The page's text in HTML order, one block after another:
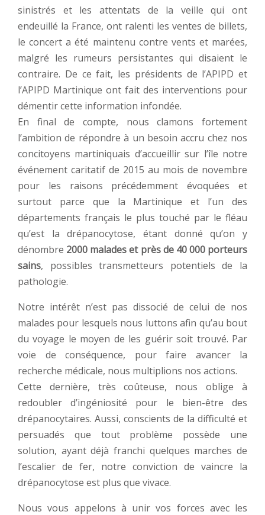
sinistrés et les attentats de la veille qui ont
endeuillé la France, ont ralenti les ventes de billets,
le concert a été maintenu contre vents et marées,
malgré les rumeurs persistantes qui disaient le
contraire. De ce fait, les présidents de l’APIPD et
l’APIPD Martinique ont fait des interventions pour
démentir cette information infondée.
En final de compte, nous clamons fortement
l’ambition de répondre à un besoin accru chez nos
concitoyens martiniquais d’accueillir sur l’île notre
événement caritatif de 2015 au mois de novembre
pour les raisons précédemment évoquées et
surtout parce que la Martinique et l’un des
départements français le plus touché par le fléau
qu’est la drépanocytose, étant donné qu’on y
dénombre 2000 malades et près de 40 000 porteurs
sains, possibles transmetteurs potentiels de la
pathologie.
Notre intérêt n’est pas dissocié de celui de nos
malades pour lesquels nous luttons afin qu’au bout
du voyage le moyen de les guérir soit trouvé. Par
voie de conséquence, pour faire avancer la
recherche médicale, nous multiplions nos actions.
Cette dernière, très coûteuse, nous oblige à
redoubler d’ingéniosité pour le bien-être des
drépanocytaires. Aussi, conscients de la difficulté et
persuadés que tout problème possède une
solution, ayant déjà franchi quelques marches de
l’escalier de fer, notre conviction de vaincre la
drépanocytose est plus que vivace.
Nous vous appelons à unir vos forces avec les